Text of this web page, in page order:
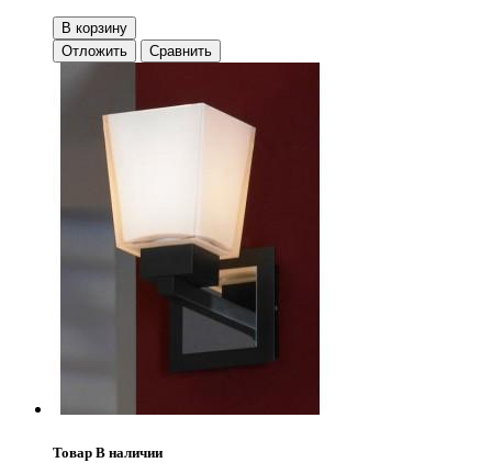
В корзину
Отложить
Сравнить
Товар В наличии